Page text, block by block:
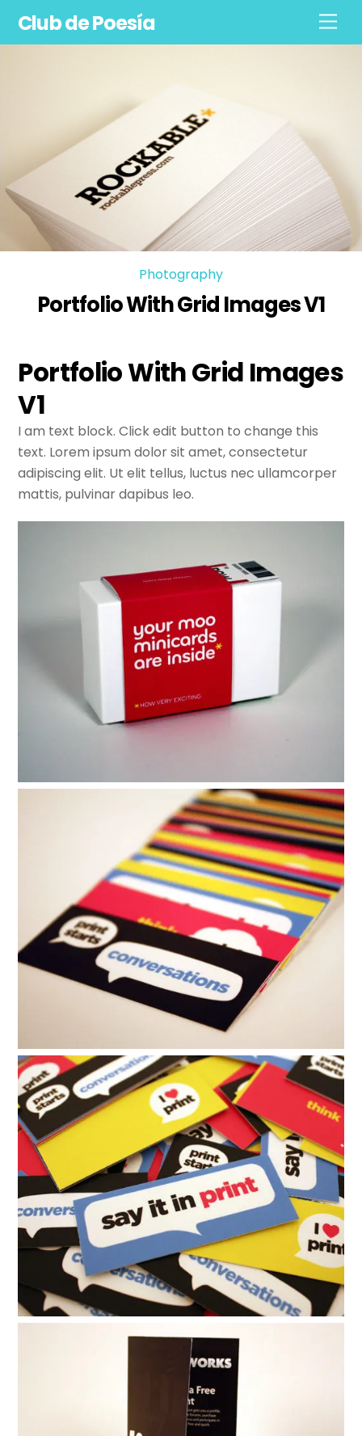
Club de Poesía
Photography
Portfolio With Grid Images V1
Portfolio With Grid Images
V1
I am text block. Click edit button to change this
text. Lorem ipsum dolor sit amet, consectetur
adipiscing elit. Ut elit tellus, luctus nec ullamcorper
mattis, pulvinar dapibus leo.